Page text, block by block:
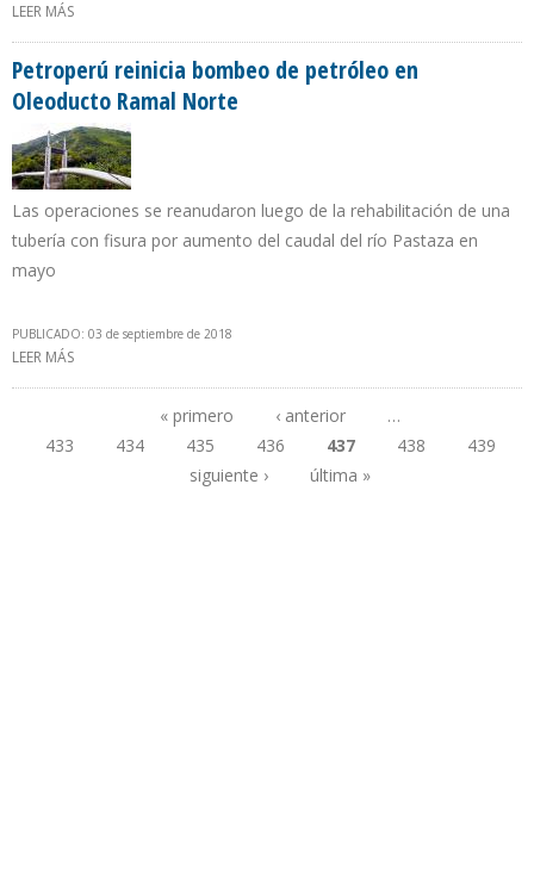
LEER MÁS
Petroperú reinicia bombeo de petróleo en
Oleoducto Ramal Norte
Las operaciones se reanudaron luego de la rehabilitación de una
tubería con fisura por aumento del caudal del río Pastaza en
mayo
PUBLICADO: 03 de septiembre de 2018
LEER MÁS
Páginas
« primero ‹ anterior
…
433
434 435 436 437 438
439
siguiente ›
última »